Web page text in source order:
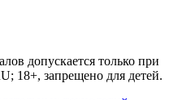
допускается только при
18+, запрещено для детей.